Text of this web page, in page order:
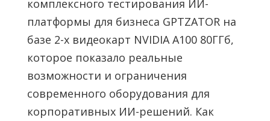
комплексного тестирования ИИ-
платформы для бизнеса GPTZATOR на
базе 2-х видеокарт NVIDIA A100 80ГГб,
которое показало реальные
возможности и ограничения
современного оборудования для
корпоративных ИИ-решений. Как